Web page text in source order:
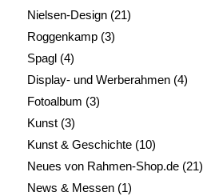
Nielsen-Design(21)
Roggenkamp(3)
Spagl(4)
Display- und Werberahmen(4)
Fotoalbum (3)
Kunst(3)
Kunst & Geschichte(10)
Neues von Rahmen-Shop.de(21)
News & Messen(1)